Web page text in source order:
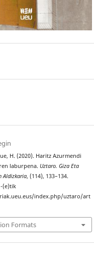
H. (2020). Haritz Azurmendi
laburpena. Uztaro. Giza Eta
Aldizkaria, (114), 133–134.
(e)tik
index.php/uztaro/art
Formats